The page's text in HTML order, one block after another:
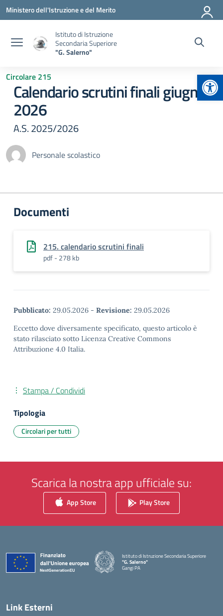
Vai ai contenuti
Vai al menu di navigazione
Vai al footer
Ministero dell'Istruzione e del Merito
Istituto di Istruzione
Secondaria Superiore
"G. Salerno"
Circolare 215
Calendario scrutini finali giugno
2026
A.S. 2025/2026
Personale scolastico
Documenti
215. calendario scrutini finali
pdf - 278 kb
Pubblicato: 29.05.2026 - Revisione: 29.05.2026
Eccetto dove diversamente specificato, questo articolo è
stato rilasciato sotto Licenza Creative Commons
Attribuzione 4.0 Italia.
Stampa / Condividi
Tipologia
Circolari per tutti
Scarica la nostra app ufficiale su:
App Store Play Store
Istituto di Istruzione Secondaria Superiore
"G. Salerno"
Gangi PA
— Visita la pagina iniziale della scuola
Link Esterni